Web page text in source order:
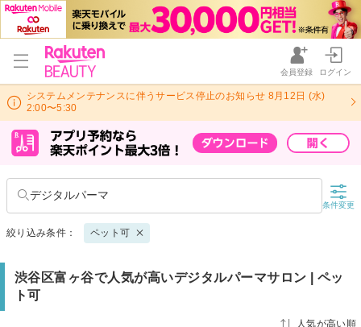
会員登録 ログイン
システムメンテナンスに伴うサービス停止のお知らせ 8月12日 (水)
2:00〜5:30
デジタルパーマ
条件変更
絞り込み条件： ペット可
渋谷区富ヶ谷で人気が高いデジタルパーマサロン | ペッ
ト可
人気が高い順